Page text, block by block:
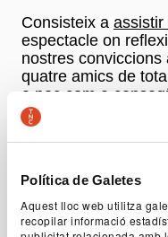
Política de Galetes
Aquest lloc web utilitza
recopilar informació
Consisteix a assistir
espectacle on
nostres
quatre amics de
a poc com a
radicalització cap a
arrossegat un d’ells.
al Palau de la
on aprofundir en les
través de la música.